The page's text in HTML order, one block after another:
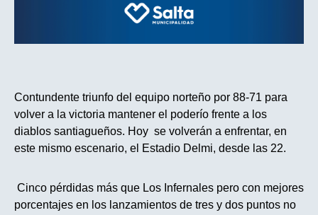
Contundente triunfo del equipo norteño por 88-71 para
volver a la victoria mantener el poderío frente a los
diablos santiagueños. Hoy se volverán a enfrentar, en
este mismo escenario, el Estadio Delmi, desde las 22.
Cinco pérdidas más que Los Infernales pero con mejores
porcentajes en los lanzamientos de tres y dos puntos no